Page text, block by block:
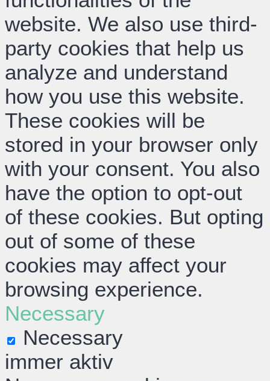
website. We also use third-
party cookies that help us
analyze and understand
how you use this website.
These cookies will be
stored in your browser only
with your consent. You also
have the option to opt-out
of these cookies. But opting
out of some of these
cookies may affect your
browsing experience.
Necessary
Necessary
immer aktiv